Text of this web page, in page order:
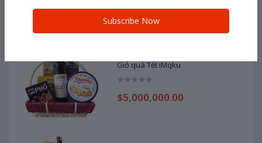
$100,000,000.00
Giỏ quà Tết iMqku
$5,000,000.00
Subscribe Now